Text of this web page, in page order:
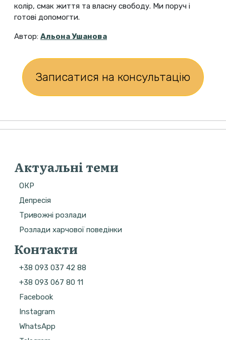
колір, смак життя та власну свободу. Ми поруч і
готові допомогти.
Автор: Альона Ушанова
Записатися на консультацію
Актуальні теми
ОКР
Депресія
Тривожні розлади
Розлади харчової поведінки
Контакти
+38 093 037 42 88
+38 093 067 80 11
Facebook
Instagram
WhatsApp